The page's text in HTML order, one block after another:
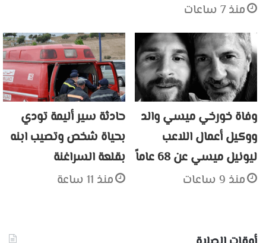
منذ 7 ساعات
وفاة خورخي ميسي والد
ووكيل أعمال اللاعب
ليونيل ميسي عن 68 عاماً
منذ 9 ساعات
حادثة سير أليمة تودي
بحياة شخص وتصيب ابنه
بقلعة السراغنة
منذ 11 ساعة